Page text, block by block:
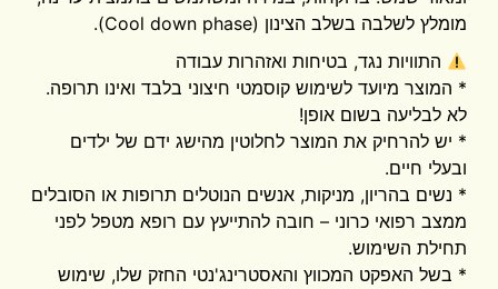
מומלץ לשלבה בשלב הצינון (Cool down phase).
התוויות נגד, בטיחות ואזהרות עבודה
* המוצר מיועד לשימוש קוסמטי חיצוני בלבד ואינו תרופה.
לא לבליעה בשום אופן!
* יש להרחיק את המוצר לחלוטין מהישג ידם של ילדים
ובעלי חיים.
* נשים בהריון, מניקות, אנשים הנוטלים תרופות או הסובלים
ממצב רפואי כרוני – חובה להתייעץ עם רופא מטפל לפני
תחילת השימוש.
* בשל האפקט המכווץ והאסטרינג'נטי החזק שלו, שימוש